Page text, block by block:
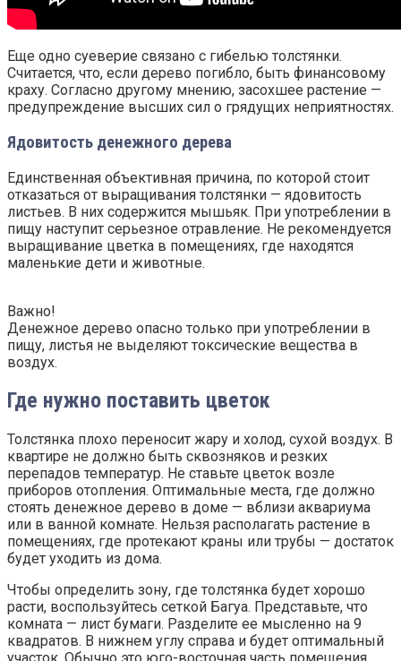
Еще одно суеверие связано с гибелью толстянки.
Считается, что, если дерево погибло, быть финансовому
краху. Согласно другому мнению, засохшее растение —
предупреждение высших сил о грядущих неприятностях.
Ядовитость денежного дерева
Единственная объективная причина, по которой стоит
отказаться от выращивания толстянки — ядовитость
листьев. В них содержится мышьяк. При употреблении в
пищу наступит серьезное отравление. Не рекомендуется
выращивание цветка в помещениях, где находятся
маленькие дети и животные.
Важно!
Денежное дерево опасно только при употреблении в
пищу, листья не выделяют токсические вещества в
воздух.
Где нужно поставить цветок
Толстянка плохо переносит жару и холод, сухой воздух. В
квартире не должно быть сквозняков и резких
перепадов температур. Не ставьте цветок возле
приборов отопления. Оптимальные места, где должно
стоять денежное дерево в доме — вблизи аквариума
или в ванной комнате. Нельзя располагать растение в
помещениях, где протекают краны или трубы — достаток
будет уходить из дома.
Чтобы определить зону, где толстянка будет хорошо
расти, воспользуйтесь сеткой Багуа. Представьте, что
комната — лист бумаги. Разделите ее мысленно на 9
квадратов. В нижнем углу справа и будет оптимальный